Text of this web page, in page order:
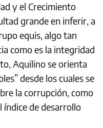
y el Crecimiento
grande en inferir, a
equis, algo tan
como es la integridad
Aquilino se orienta
desde los cuales se
la corrupción, como
índice de desarrollo